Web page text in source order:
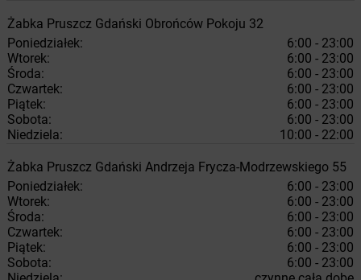
Żabka Pruszcz Gdański Obrońców Pokoju 32
Poniedziałek:
6:00 - 23:00
Wtorek:
6:00 - 23:00
Środa:
6:00 - 23:00
Czwartek:
6:00 - 23:00
Piątek:
6:00 - 23:00
Sobota:
6:00 - 23:00
Niedziela:
10:00 - 22:00
Żabka Pruszcz Gdański Andrzeja Frycza-Modrzewskiego 55
Poniedziałek:
6:00 - 23:00
Wtorek:
6:00 - 23:00
Środa:
6:00 - 23:00
Czwartek:
6:00 - 23:00
Piątek:
6:00 - 23:00
Sobota:
6:00 - 23:00